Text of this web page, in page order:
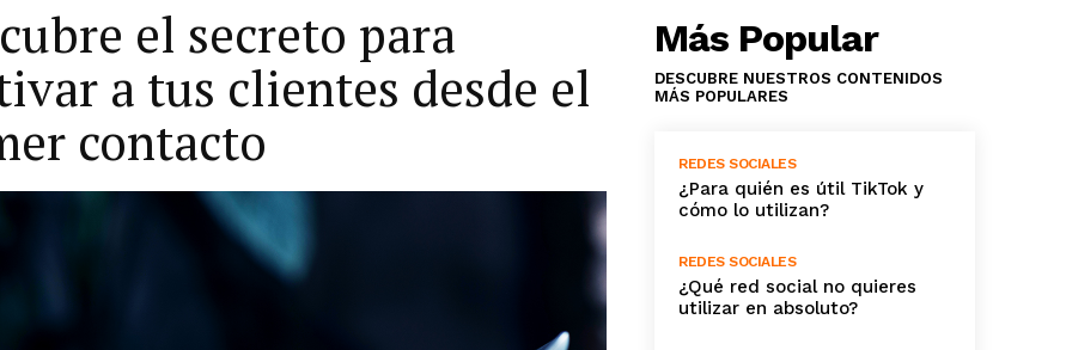
el secreto para
a tus clientes desde el
contacto
Más Popular
DESCUBRE NUESTROS CONTENIDOS
MÁS POPULARES
REDES SOCIALES
¿Para quién es útil TikTok y
cómo lo utilizan?
REDES SOCIALES
¿Qué red social no quieres
utilizar en absoluto?